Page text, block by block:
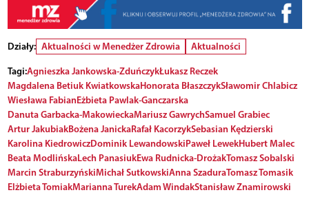
Działy: Aktualności w Menedżer Zdrowia
Aktualności
Tagi:Agnieszka Jankowska-ZduńczykŁukasz Reczek
Magdalena Betiuk KwiatkowskaHonorata BłaszczykSławomir Chlabicz
Wiesława FabianEżbieta Pawlak-Ganczarska
Danuta Garbacka-MakowieckaMariusz GawrychSamuel Grabiec
Artur JakubiakBożena JanickaRafał KacorzykSebasian Kędzierski
Karolina KiedrowiczDominik LewandowskiPaweł LewekHubert Malec
Beata ModlińskaLech PanasiukEwa Rudnicka-DrożakTomasz Sobalski
Marcin StraburzyńskiMichał SutkowskiAnna SzaduraTomasz Tomasik
Elżbieta TomiakMarianna TurekAdam WindakStanisław Znamirowski